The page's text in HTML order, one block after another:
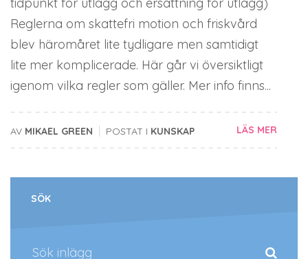
Reglerna om skattefri motion och friskvård
blev häromåret lite tydligare men samtidigt
lite mer komplicerade. Här går vi översiktligt
igenom vilka regler som gäller. Mer info finns...
AV MIKAEL GREEN POSTAT I KUNSKAP LÄS MER
SÖK